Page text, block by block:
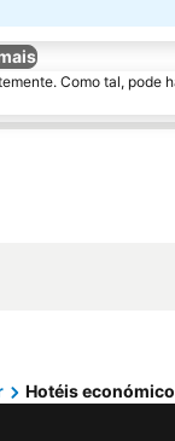
Como tal,
Hotéis